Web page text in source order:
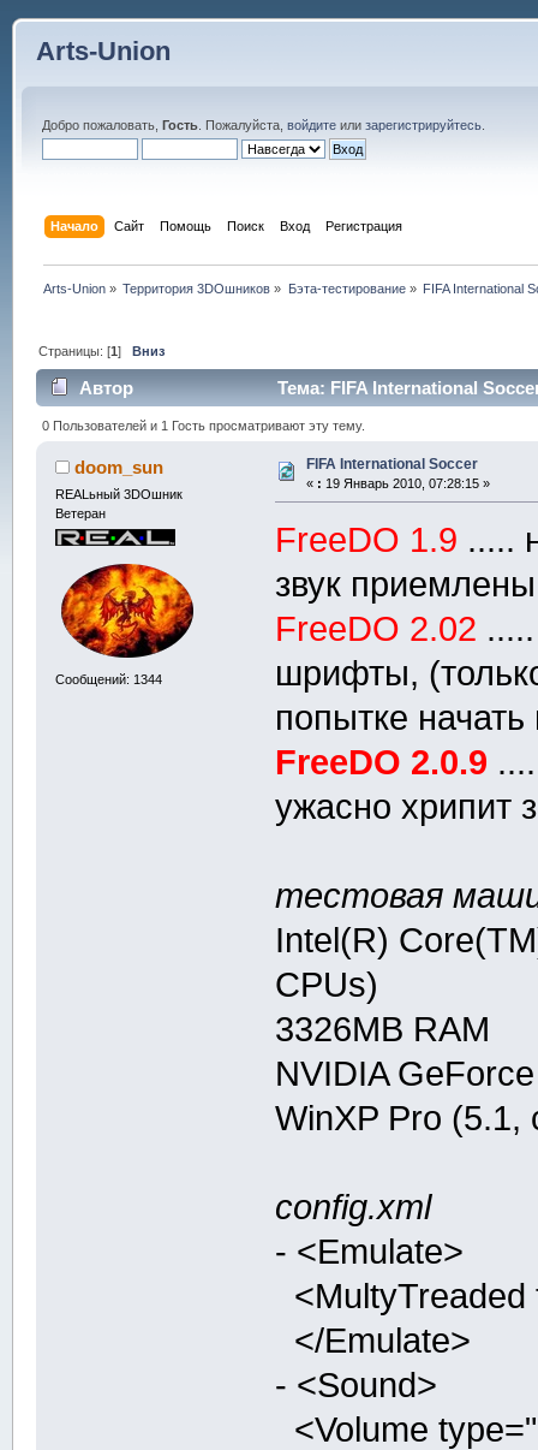
Arts-Union
Добро пожаловать, Гость. Пожалуйста, войдитеили зарегистрируйтесь.
Начало Сайт Помощь Поиск Вход Регистрация
Arts-Union » Территория 3DOшников » Бэта-тестирование» FIFA International
Страницы: [1]Вниз
Автор Тема: FIFA International
0 Пользователей и 1 Гость просматривают эту тему.
doom_sun
REALьный 3DOшник
Ветеран
Сообщений: 1344
FIFA International Soccer
« : 19 Январь 2010, 07:28:15 »
FreeDO 1.9 .....
звук
FreeDO 2.02
шрифты,
попытке
FreeDO 2.0.9
ужасно хрипит
тестовая
Intel(R)
CPUs)
3326MB RAM
NVIDIA
WinXP Pro (5.1,
config.xml
- <Emulate>
</Emulate>
- <Sound>
<Volume